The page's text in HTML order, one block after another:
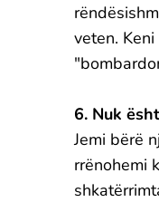
veten.
6. Nuk
Jemi bërë
rrënohemi